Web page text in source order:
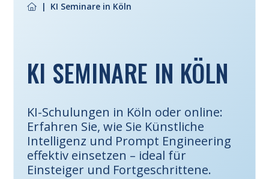
KI Seminare in Köln
KI SEMINARE IN KÖLN
KI-Schulungen in Köln oder online:
Erfahren Sie, wie Sie Künstliche
Intelligenz und Prompt Engineering
effektiv einsetzen – ideal für
Einsteiger und Fortgeschrittene.